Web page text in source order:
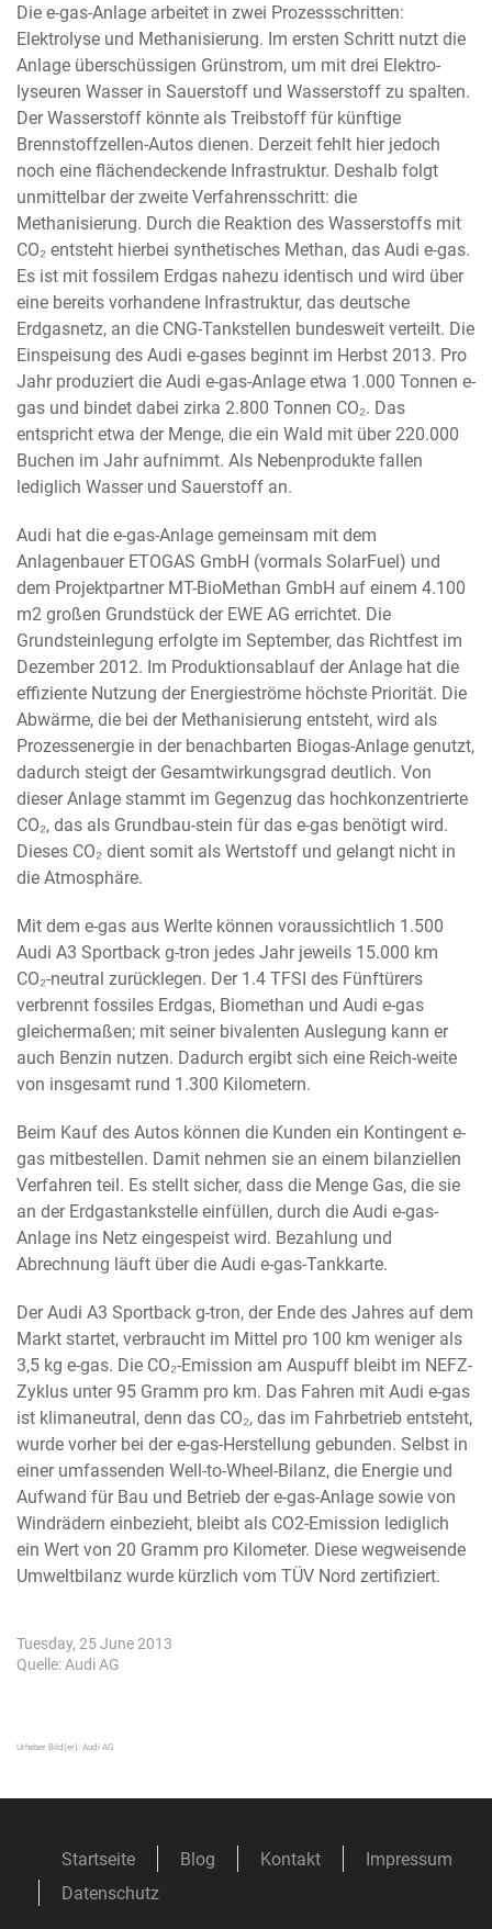
Die e-gas-Anlage arbeitet in zwei Prozessschritten:
Elektrolyse und Methanisierung. Im ersten Schritt nutzt die
Anlage überschüssigen Grünstrom, um mit drei Elektro-
lyseuren Wasser in Sauerstoff und Wasserstoff zu spalten.
Der Wasserstoff könnte als Treibstoff für künftige
Brennstoffzellen-Autos dienen. Derzeit fehlt hier jedoch
noch eine flächendeckende Infrastruktur. Deshalb folgt
unmittelbar der zweite Verfahrensschritt: die
Methanisierung. Durch die Reaktion des Wasserstoffs mit
CO₂ entsteht hierbei synthetisches Methan, das Audi e-gas.
Es ist mit fossilem Erdgas nahezu identisch und wird über
eine bereits vorhandene Infrastruktur, das deutsche
Erdgasnetz, an die CNG-Tankstellen bundesweit verteilt. Die
Einspeisung des Audi e-gases beginnt im Herbst 2013. Pro
Jahr produziert die Audi e-gas-Anlage etwa 1.000 Tonnen e-
gas und bindet dabei zirka 2.800 Tonnen CO₂. Das
entspricht etwa der Menge, die ein Wald mit über 220.000
Buchen im Jahr aufnimmt. Als Nebenprodukte fallen
lediglich Wasser und Sauerstoff an.
Audi hat die e-gas-Anlage gemeinsam mit dem
Anlagenbauer ETOGAS GmbH (vormals SolarFuel) und
dem Projektpartner MT-BioMethan GmbH auf einem 4.100
m2 großen Grundstück der EWE AG errichtet. Die
Grundsteinlegung erfolgte im September, das Richtfest im
Dezember 2012. Im Produktionsablauf der Anlage hat die
effiziente Nutzung der Energieströme höchste Priorität. Die
Abwärme, die bei der Methanisierung entsteht, wird als
Prozessenergie in der benachbarten Biogas-Anlage genutzt,
dadurch steigt der Gesamtwirkungsgrad deutlich. Von
dieser Anlage stammt im Gegenzug das hochkonzentrierte
CO₂, das als Grundbau-stein für das e-gas benötigt wird.
Dieses CO₂ dient somit als Wertstoff und gelangt nicht in
die Atmosphäre.
Mit dem e-gas aus Werlte können voraussichtlich 1.500
Audi A3 Sportback g-tron jedes Jahr jeweils 15.000 km
CO₂-neutral zurücklegen. Der 1.4 TFSI des Fünftürers
verbrennt fossiles Erdgas, Biomethan und Audi e-gas
gleichermaßen; mit seiner bivalenten Auslegung kann er
auch Benzin nutzen. Dadurch ergibt sich eine Reich-weite
von insgesamt rund 1.300 Kilometern.
Beim Kauf des Autos können die Kunden ein Kontingent e-
gas mitbestellen. Damit nehmen sie an einem bilanziellen
Verfahren teil. Es stellt sicher, dass die Menge Gas, die sie
an der Erdgastankstelle einfüllen, durch die Audi e-gas-
Anlage ins Netz eingespeist wird. Bezahlung und
Abrechnung läuft über die Audi e-gas-Tankkarte.
Der Audi A3 Sportback g-tron, der Ende des Jahres auf dem
Markt startet, verbraucht im Mittel pro 100 km weniger als
3,5 kg e-gas. Die CO₂-Emission am Auspuff bleibt im NEFZ-
Zyklus unter 95 Gramm pro km. Das Fahren mit Audi e-gas
ist klimaneutral, denn das CO₂, das im Fahrbetrieb entsteht,
wurde vorher bei der e-gas-Herstellung gebunden. Selbst in
einer umfassenden Well-to-Wheel-Bilanz, die Energie und
Aufwand für Bau und Betrieb der e-gas-Anlage sowie von
Windrädern einbezieht, bleibt als CO2-Emission lediglich
ein Wert von 20 Gramm pro Kilometer. Diese wegweisende
Umweltbilanz wurde kürzlich vom TÜV Nord zertifiziert.
Tuesday, 25 June 2013
Quelle: Audi AG
Urheber Bild(er): Audi AG
Startseite Blog Kontakt
Impressum
Datenschutz